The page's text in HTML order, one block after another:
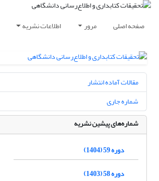
صفحه اصلی مرور اطلاعات نشریه
مقالات آماده انتشار
شماره جاری
شماره‌های پیشین نشریه
دوره 59 (1404)
دوره 58 (1403)